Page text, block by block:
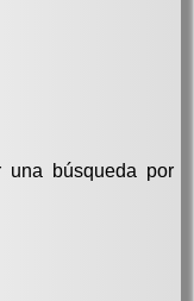
una búsqueda por